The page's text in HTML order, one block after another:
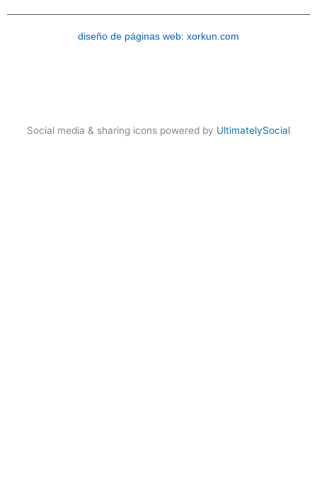
diseño de páginas web: xorkun.com
Social media & sharing icons powered by UltimatelySocial